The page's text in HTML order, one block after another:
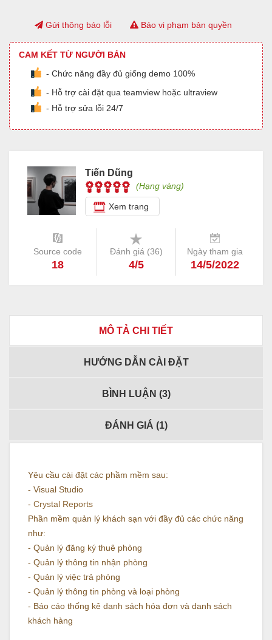
Gửi thông báo lỗi Báo vi phạm bản quyền
CAM KẾT TỪ NGƯỜI BÁN
- Chức năng đầy đủ giống demo 100%
- Hỗ trợ cài đặt qua teamview hoặc ultraview
- Hỗ trợ sửa lỗi 24/7
Tiến Dũng
(Hạng vàng)
Xem trang
Source code
18
Đánh giá (36)
4/5
Ngày tham gia
14/5/2022
MÔ TẢ CHI TIẾT
HƯỚNG DẪN CÀI ĐẶT
BÌNH LUẬN (3)
ĐÁNH GIÁ (1)
Yêu cầu cài đặt các phầm mềm sau:
- Visual Studio
- Crystal Reports
Phần mềm quản lý khách sạn với đầy đủ các chức năng
như:
- Quản lý đăng ký thuê phòng
- Quản lý thông tin nhận phòng
- Quản lý việc trả phòng
- Quản lý thông tin phòng và loại phòng
- Báo cáo thống kê danh sách hóa đơn và danh sách
khách hàng